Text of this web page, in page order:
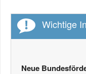
Wichtige
Neue